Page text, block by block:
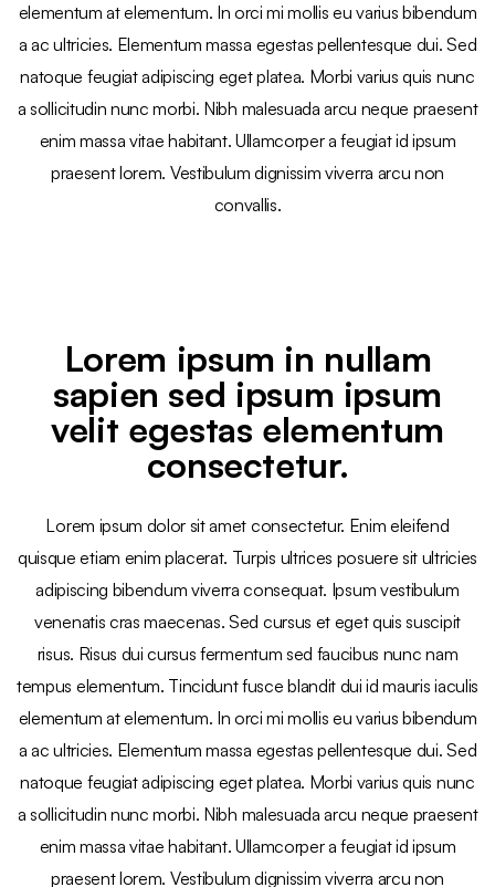
elementum at elementum. In orci mi mollis eu varius bibendum
a ac ultricies. Elementum massa egestas pellentesque dui. Sed
natoque feugiat adipiscing eget platea. Morbi varius quis nunc
a sollicitudin nunc morbi. Nibh malesuada arcu neque praesent
enim massa vitae habitant. Ullamcorper a feugiat id ipsum
praesent lorem. Vestibulum dignissim viverra arcu non
convallis.
Lorem ipsum in nullam
sapien sed ipsum ipsum
velit egestas elementum
consectetur.
Lorem ipsum dolor sit amet consectetur. Enim eleifend
quisque etiam enim placerat. Turpis ultrices posuere sit ultricies
adipiscing bibendum viverra consequat. Ipsum vestibulum
venenatis cras maecenas. Sed cursus et eget quis suscipit
risus. Risus dui cursus fermentum sed faucibus nunc nam
tempus elementum. Tincidunt fusce blandit dui id mauris iaculis
elementum at elementum. In orci mi mollis eu varius bibendum
a ac ultricies. Elementum massa egestas pellentesque dui. Sed
natoque feugiat adipiscing eget platea. Morbi varius quis nunc
a sollicitudin nunc morbi. Nibh malesuada arcu neque praesent
enim massa vitae habitant. Ullamcorper a feugiat id ipsum
praesent lorem. Vestibulum dignissim viverra arcu non